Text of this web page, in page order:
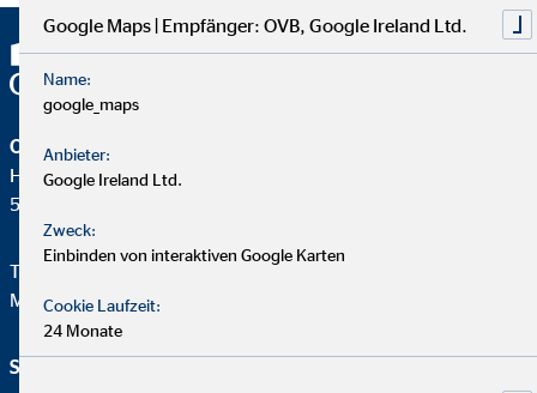
OVB Holding AG
Heumarkt 1
50667 Köln
Telefon:
Mail:web@ovb.eu
Service und Informationen
Google Maps | Empfänger: OVB, Google Ireland Ltd.
Name:
google_maps
Anbieter:
Google Ireland Ltd.
Zweck:
Einbinden von interaktiven Google Karten
Cookie Laufzeit:
24 Monate